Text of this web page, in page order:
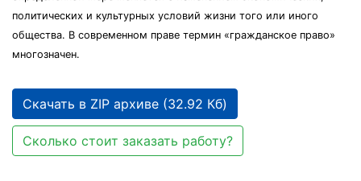
политических и культурных условий жизни того или иного
общества. В современном праве термин «гражданское право»
многозначен.
Скачать в ZIP архиве (32.92 Кб)
Сколько стоит заказать работу?